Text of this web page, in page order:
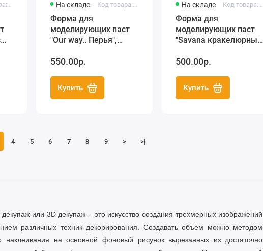
Код товара: K3PTA5621 На складе Код товара: K3PTA5625
Форма для
моделирующих паст
"Our way.. Перья",
Stamperia
550.00р.
Купить
На складе Код товара: K3PTA5618
Форма для
моделирующих паст
"Savana кракелюрный
Stamperia
500.00р.
Купить
4 5 6 7 8 9 > >|
или 3D декупаж – это искусство создания трехмерных изображений
различных техник декорирования. Создавать объем можно методом
наклеивания на основной фоновый рисунок вырезанных из достаточно